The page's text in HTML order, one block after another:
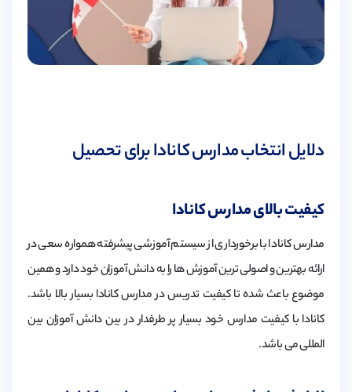
دلایل انتخاب مدارس کانادا برای تحصیل
کیفیت بالای مدارس کانادا
مدارس کانادا با برخورداری از سیستم آموزشی پیشرفته همواره سعی در
ارائه بهترین و اصولی ترین آموزش ها را به دانش آموزان خود دارد و همین
موضوع باعث شده تا کیفیت تدریس در مدارس کانادا بسیار بالا باشد.
کانادا با کیفیت مدارس خود بسیار پر طرفدار در بین دانش آموزان بین
المللی می باشد.